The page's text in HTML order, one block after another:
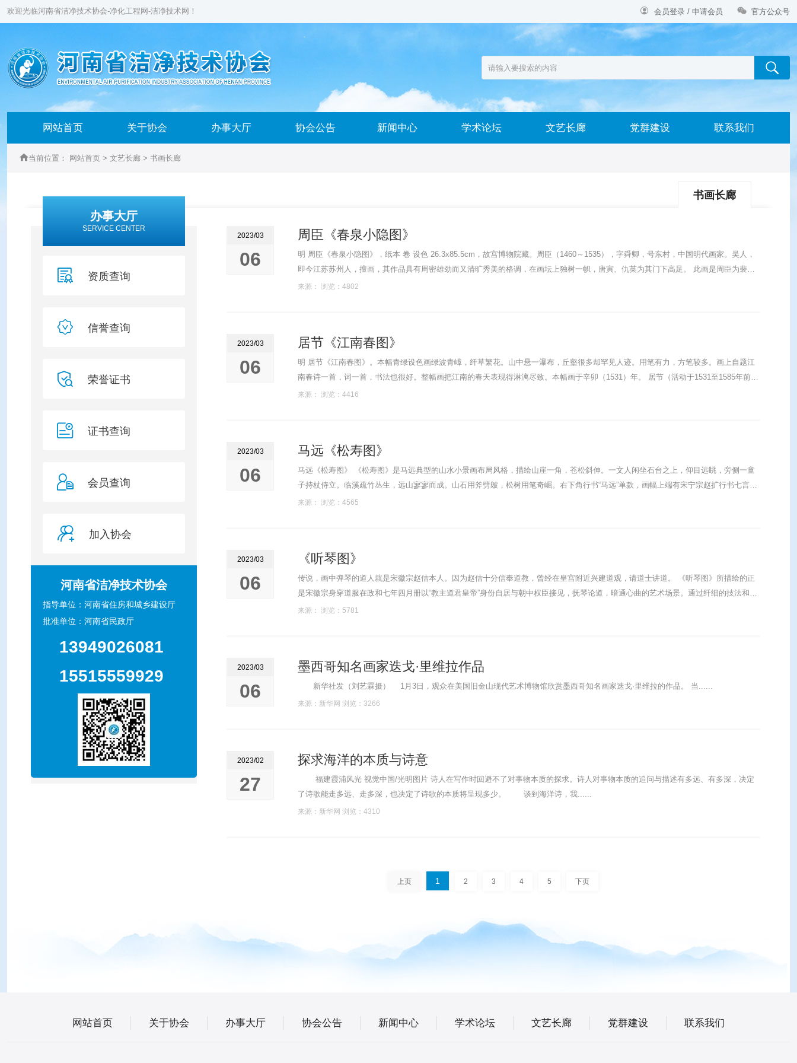
欢迎光临河南省洁净技术协会-净化工程网-洁净技术网！  会员登录 / 申请会员  官方公众号
网站首页 关于协会 办事大厅 协会公告 新闻中心 学术论坛 文艺长廊 党群建设 联系我们
当前位置： 网站首页 > 文艺长廊 > 书画长廊
书画长廊
办事大厅
SERVICE CENTER
 资质查询
 信誉查询
 荣誉证书
 证书查询
 会员查询
 加入协会
河南省洁净技术协会
指导单位：河南省住房和城乡建设厅
批准单位：河南省民政厅
13949026081
15515559929
2023/03
06
周臣《春泉小隐图》
明 周臣《春泉小隐图》，纸本 卷 设色 26.3x85.5cm，故宫博物院藏。周臣（1460～1535），字舜卿，号东村，中国明代画家。吴人，
即今江苏苏州人，擅画，其作品具有周密雄劲而又清旷秀美的格调，在画坛上独树一帜，唐寅、仇英为其门下高足。 此画是周臣为裴春
泉绘其隐居小憩的情景。松......
来源： 浏览：4802
2023/03
06
居节《江南春图》
明 居节《江南春图》。本幅青绿设色画绿波青嶂，纤草繁花。山中悬一瀑布，丘壑很多却罕见人迹。用笔有力，方笔较多。画上自题江
南春诗一首，词一首，书法也很好。整幅画把江南的春天表现得淋漓尽致。本幅画于辛卯（1531）年。 居节（活动于1531至1585年前
后），字士贞，号商谷，江苏吴......
来源： 浏览：4416
2023/03
06
马远《松寿图》
马远《松寿图》 《松寿图》是马远典型的山水小景画布局风格，描绘山崖一角，苍松斜伸。一文人闲坐石台之上，仰目远眺，旁侧一童
子持杖侍立。临溪疏竹丛生，远山寥寥而成。山石用斧劈皴，松树用笔奇崛。右下角行书“马远”单款，画幅上端有宋宁宗赵扩行书七言
诗，落款“赐王都提举为寿”。画......
来源： 浏览：4565
2023/03
06
《听琴图》
传说，画中弹琴的道人就是宋徽宗赵佶本人。因为赵佶十分信奉道教，曾经在皇宫附近兴建道观，请道士讲道。 《听琴图》所描绘的正
是宋徽宗身穿道服在政和七年四月册以“教主道君皇帝”身份自居与朝中权臣接见，抚琴论道，暗通心曲的艺术场景。通过纤细的技法和迷
人的色彩，把作品描绘得工整清丽，神妙无加。 ......
来源： 浏览：5781
2023/03
06
墨西哥知名画家迭戈·里维拉作品
新华社发（刘艺霖摄） 1月3日，观众在美国旧金山现代艺术博物馆欣赏墨西哥知名画家迭戈·里维拉的作品。 当......
来源：新华网 浏览：3266
2023/02
27
探求海洋的本质与诗意
了诗歌能走多远、走多深，也决定了诗歌的本质将呈现多少。 谈到海洋诗，我......
来源：新华网 浏览：4310
上页 1 2 3 4 5 下页
网站首页 关于协会 办事大厅 协会公告 新闻中心 学术论坛 文艺长廊 党群建设 联系我们